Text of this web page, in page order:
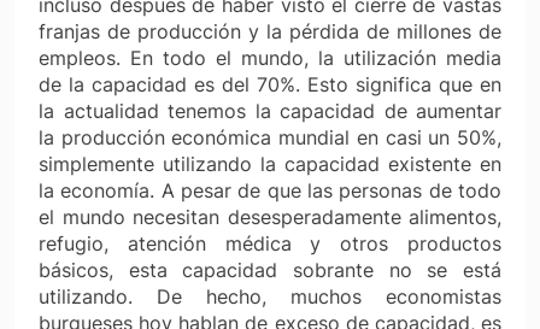
franjas de producción y la pérdida de millones de
empleos. En todo el mundo, la utilización media
de la capacidad es del 70%. Esto significa que en
la actualidad tenemos la capacidad de aumentar
la producción económica mundial en casi un 50%,
simplemente utilizando la capacidad existente en
la economía. A pesar de que las personas de todo
el mundo necesitan desesperadamente alimentos,
refugio, atención médica y otros productos
básicos, esta capacidad sobrante no se está
utilizando. De hecho, muchos economistas
burgueses hoy hablan de exceso de capacidad, es